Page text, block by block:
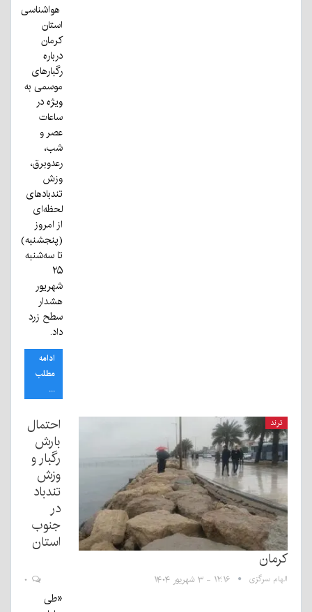
هواشناسی
استان
کرمان
درباره
رگبارهای
موسمی به
ویژه در
ساعات
عصر و
شب،
رعدوبرق،
وزش
تندبادهای
لحظه‌ای
از امروز
(پنجشنبه)
تا سه‌شنبه
۲۵
شهریور
هشدار
سطح زرد
داد.
ادامه
مطلب
...
ترند
احتمال
بارش
رگبار و
وزش
تندباد
در
جنوب
استان
کرمان
الهام سرگزی ۱۲:۱۶ - ۳ شهریور ۱۴۰۴
«طی